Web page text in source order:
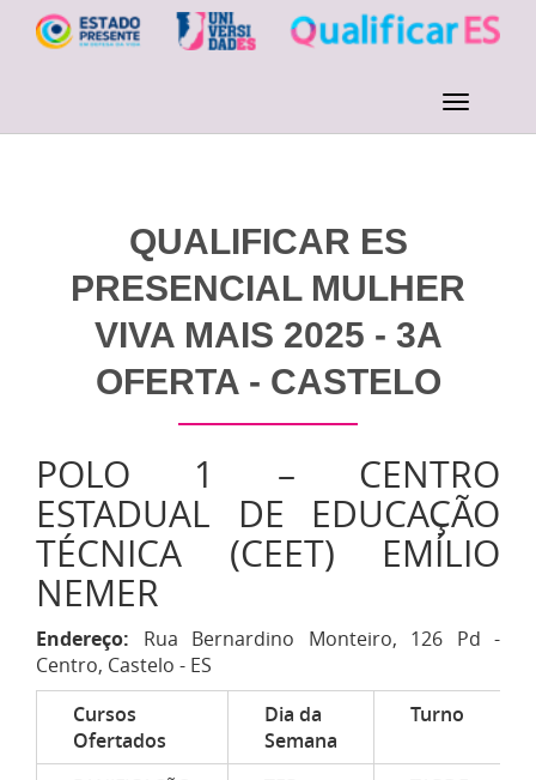
QUALIFICAR ES
PRESENCIAL MULHER
VIVA MAIS 2025 - 3A
OFERTA - CASTELO
POLO 1 – CENTRO
ESTADUAL DE EDUCAÇÃO
TÉCNICA (CEET) EMÍLIO
NEMER
Endereço: Rua Bernardino Monteiro, 126 Pd -
Centro, Castelo - ES
Cursos
Ofertados
Dia da
Semana
Turno